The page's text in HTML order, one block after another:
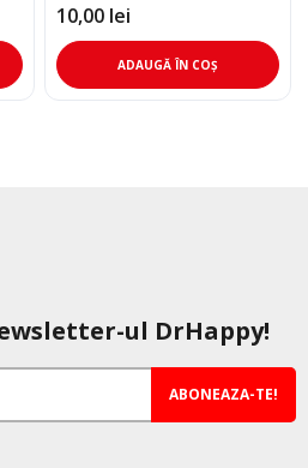
10,00 lei
ADAUGĂ ÎN COȘ
ul DrHappy!
ABONEAZA-TE!